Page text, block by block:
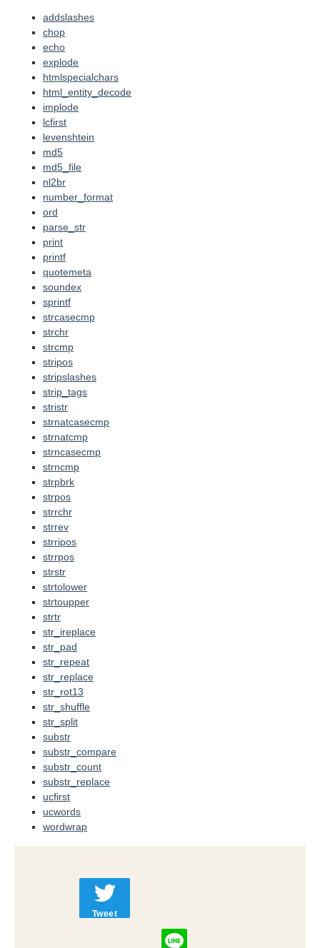
addslashes
chop
echo
explode
htmlspecialchars
html_entity_decode
implode
lcfirst
levenshtein
md5
md5_file
nl2br
number_format
ord
parse_str
print
printf
quotemeta
soundex
sprintf
strcasecmp
strchr
strcmp
stripos
stripslashes
strip_tags
stristr
strnatcasecmp
strnatcmp
strncasecmp
strncmp
strpbrk
strpos
strrchr
strrev
strripos
strrpos
strstr
strtolower
strtoupper
strtr
str_ireplace
str_pad
str_repeat
str_replace
str_rot13
str_shuffle
str_split
substr
substr_compare
substr_count
substr_replace
ucfirst
ucwords
wordwrap
Tweet